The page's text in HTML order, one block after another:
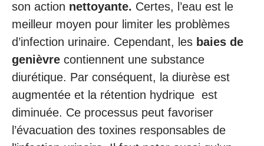
son action nettoyante. Certes, l’eau est le
meilleur moyen pour limiter les problèmes
d’infection urinaire. Cependant, les baies de
genièvre contiennent une substance
diurétique. Par conséquent, la diurèse est
augmentée et la rétention hydrique est
diminuée. Ce processus peut favoriser
l’évacuation des toxines responsables de